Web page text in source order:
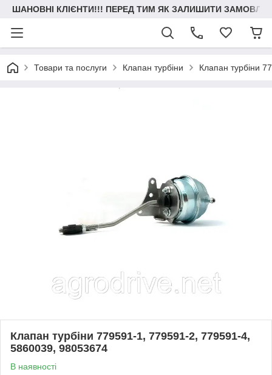
ШАНОВНІ КЛІЄНТИ!!! ПЕРЕД ТИМ ЯК ЗАЛИШИТИ
Товари та послуги Клапан турбіни Клапан турбіни
Клапан турбіни 779591-1, 779591-2, 779591-4,
5860039, 98053674
В наявності